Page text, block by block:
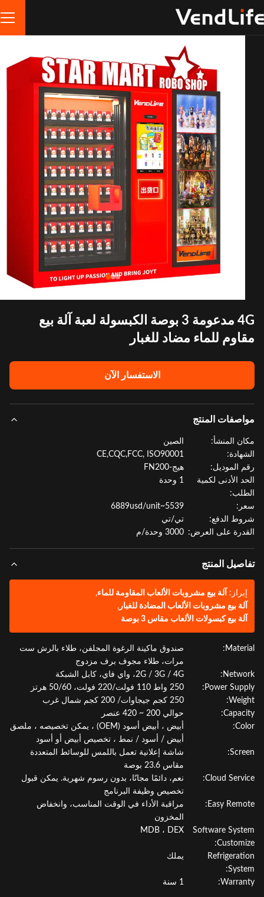
4G مدعومة 3 بوصة الكبسولة لعبة آلة بيع
للماء مضاد للغبار
الاستفسار الآن
المنتج
المنشأ:
CE,CQC,FCC, ISO90001
الموديل:
الأدنى لكمية
1 وحدة
الدفع:
تي/تي
على العرض:
3000 وحدة/م
المنتج
آلة بيع مشروبات الألعاب المقاومة للماء
بيع مشروبات الألعاب المضادة للغبار ,
بيع كبسولات الألعاب مقاس 3 بوصة
صندوق ماكينة الرغوة المجلفن، طلاء بالرش ست
مرات، طلاء مجوف برف مزدوج
2G / 3G / 4G، واي فاي، كابل الشبكة
Power
حوالي 200 ~ 420 عنصر
أبيض ، أبيض أسود (OEM) ، يمكن تخصيصه ، ملصق
أبيض / أسود / نمط ، تخصيص أبيض أو أسود
شاشة إعلانية تعمل باللمس للوسائط المتعددة
مقاس 23.6 بوصة
Cloud
نعم، دائمًا مجانًا، بدون رسوم شهرية. يمكن قبول
تخصيص وظيفة البرنامج
Easy
مراقبة الأداء في الوقت المناسب، وانخفاض
المخزون
Software
MDB ، DEX